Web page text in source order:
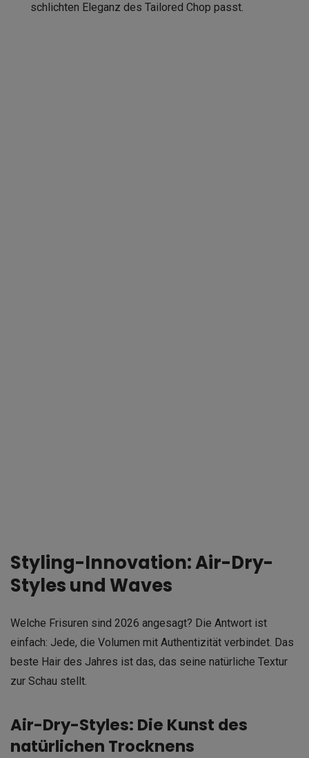
schlichten Eleganz des Tailored Chop passt.
Styling-Innovation: Air-Dry-
Styles und Waves
Welche Frisuren sind 2026 angesagt? Die Antwort ist
einfach: Jede, die Volumen mit Authentizität verbindet. Das
beste Hair des Jahres ist das, das seine natürliche Textur
zur Schau stellt.
Air-Dry-Styles: Die Kunst des
natürlichen Trocknens